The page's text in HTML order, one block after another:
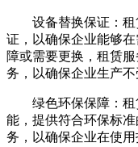
设备替换保证：
证，以确保企业能够
障或需要更换，租赁
务，以确保企业生产不
绿色环保保障：
能，提供符合环保标
务，以确保企业在使